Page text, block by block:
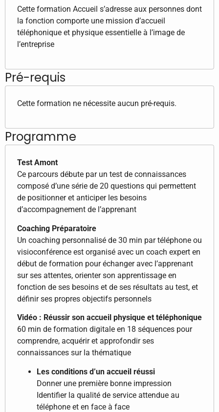
Cette formation Accueil s’adresse aux personnes dont
la fonction comporte une mission d’accueil
téléphonique et physique essentielle à l’image de
l’entreprise
Pré-requis
Cette formation ne nécessite aucun pré-requis.
Programme
Test Amont
Ce parcours débute par un test de connaissances
composé d’une série de 20 questions qui permettent
de positionner et anticiper les besoins
d’accompagnement de l’apprenant
Coaching Préparatoire
Un coaching personnalisé de 30 min par téléphone ou
visioconférence est organisé avec un coach expert en
début de formation pour échanger avec l’apprenant
sur ses attentes, orienter son apprentissage en
fonction de ses besoins et de ses résultats au test, et
définir ses propres objectifs personnels
Vidéo : Réussir son accueil physique et téléphonique
60 min de formation digitale en 18 séquences pour
comprendre, acquérir et approfondir ses
connaissances sur la thématique
Les conditions d’un accueil réussi
Donner une première bonne impression
Identifier la qualité de service attendue au
téléphone et en face à face